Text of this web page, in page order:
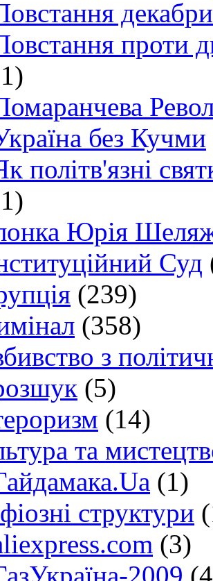
проти
без Кучми
політв'язні
Юрія
Суд
(239)
(358)
з
(5)
(14)
та
(1)
структури
(3)
2009